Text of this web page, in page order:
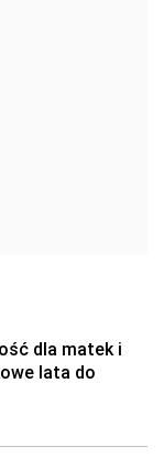
dla matek i
lata do